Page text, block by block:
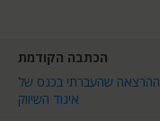
הכתבה הקודמת
ההרצאה שהעברתי בכנס של
איגוד השיווק